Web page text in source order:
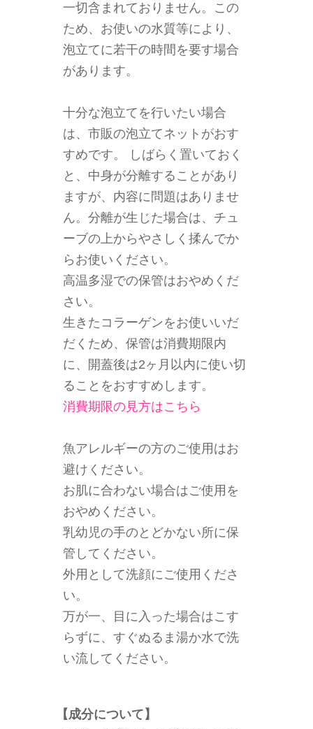
一切含まれておりません。この
ため、お使いの水質等により、
泡立てに若干の時間を要す場合
があります。
十分な泡立てを行いたい場合
は、市販の泡立てネットがおす
すめです。 しばらく置いておく
と、中身が分離することがあり
ますが、内容に問題はありませ
ん。分離が生じた場合は、チュ
ーブの上からやさしく揉んでか
らお使いください。
高温多湿での保管はおやめくだ
さい。
生きたコラーゲンをお使いいだ
だくため、保管は消費期限内
に、開蓋後は2ヶ月以内に使い切
ることをおすすめします。
消費期限の見方はこちら
魚アレルギーの方のご使用はお
避けください。
お肌に合わない場合はご使用を
おやめください。
乳幼児の手のとどかない所に保
管してください。
外用として洗顔にご使用くださ
い。
万が一、目に入った場合はこす
らずに、すぐぬるま湯か水で洗
い流してください。
【成分について】